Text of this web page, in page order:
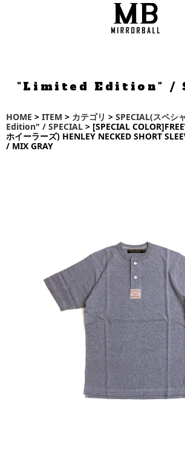
"Limited Edition" /
HOME > ITEM > カテゴリ > SPECIAL(スペシ
Edition" / SPECIAL > [SPECIAL
ホイーラーズ) HENLEY NECKED SHORT
/ MIX GRAY